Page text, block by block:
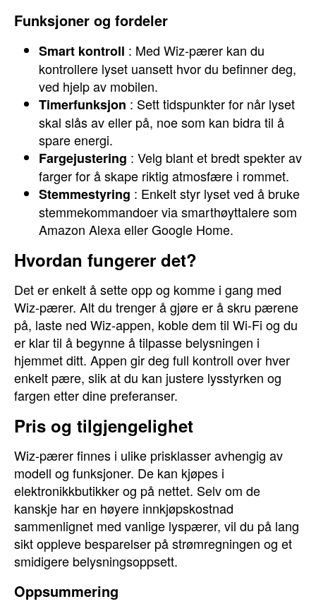
Funksjoner og fordeler
Smart kontroll : Med Wiz-pærer kan du
kontrollere lyset uansett hvor du befinner deg,
ved hjelp av mobilen.
Timerfunksjon : Sett tidspunkter for når lyset
skal slås av eller på, noe som kan bidra til å
spare energi.
Fargejustering : Velg blant et bredt spekter av
farger for å skape riktig atmosfære i rommet.
Stemmestyring : Enkelt styr lyset ved å bruke
stemmekommandoer via smarthøyttalere som
Amazon Alexa eller Google Home.
Hvordan fungerer det?
Det er enkelt å sette opp og komme i gang med
Wiz-pærer. Alt du trenger å gjøre er å skru pærene
på, laste ned Wiz-appen, koble dem til Wi-Fi og du
er klar til å begynne å tilpasse belysningen i
hjemmet ditt. Appen gir deg full kontroll over hver
enkelt pære, slik at du kan justere lysstyrken og
fargen etter dine preferanser.
Pris og tilgjengelighet
Wiz-pærer finnes i ulike prisklasser avhengig av
modell og funksjoner. De kan kjøpes i
elektronikkbutikker og på nettet. Selv om de
kanskje har en høyere innkjøpskostnad
sammenlignet med vanlige lyspærer, vil du på lang
sikt oppleve besparelser på strømregningen og et
smidigere belysningsoppsett.
Oppsummering